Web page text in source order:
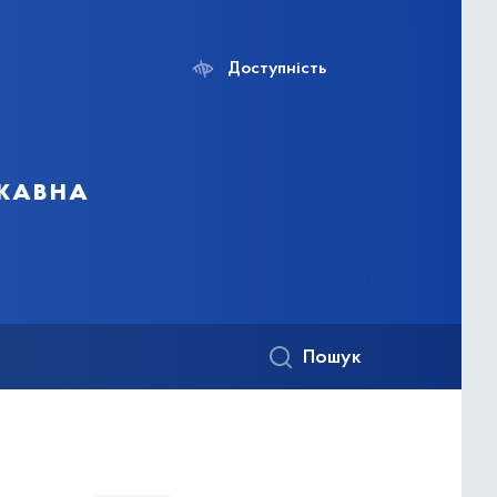
Доступність
Пошук